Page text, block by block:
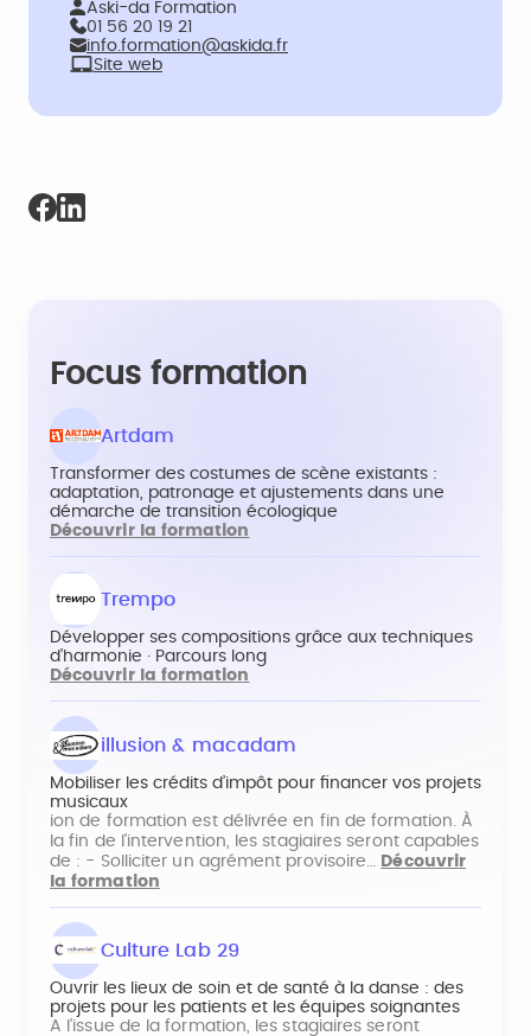
Aski-da Formation
01 56 20 19 21
info.formation@askida.fr
Site web
Focus formation
Artdam
Transformer des costumes de scène existants :
adaptation, patronage et ajustements dans une
démarche de transition écologique
Découvrir la formation
Trempo
Développer ses compositions grâce aux techniques
d’harmonie · Parcours long
Découvrir la formation
illusion & macadam
Mobiliser les crédits d’impôt pour financer vos projets
musicaux
ion de formation est délivrée en fin de formation. À
la fin de l'intervention, les stagiaires seront capables
de : - Solliciter un agrément provisoire…
Découvrir
la formation
Culture Lab 29
Ouvrir les lieux de soin et de santé à la danse : des
projets pour les patients et les équipes soignantes
A l’issue de la formation, les stagiaires seront